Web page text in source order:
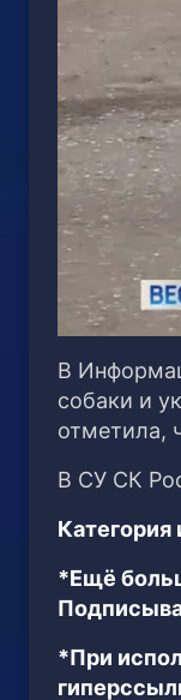
В
собаки и
отметила,
В СУ СК
*Ещё
*При